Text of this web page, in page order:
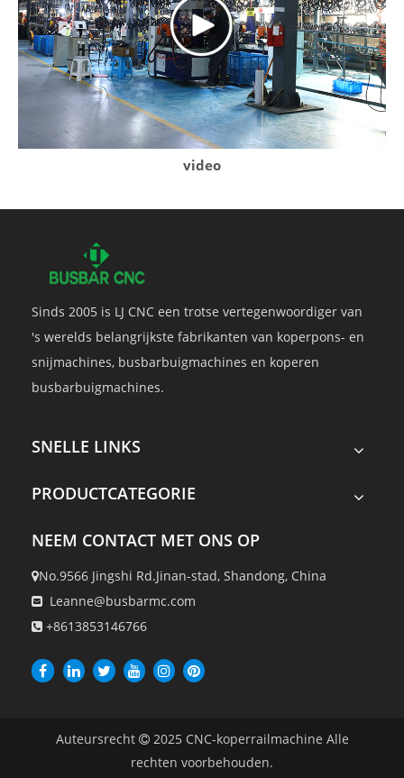
video
Sinds 2005 is LJ CNC een trotse vertegenwoordiger van
's werelds belangrijkste fabrikanten van koperpons- en
snijmachines, busbarbuigmachines en koperen
busbarbuigmachines.
SNELLE LINKS
PRODUCTCATEGORIE
NEEM CONTACT MET ONS OP
No.9566 Jingshi Rd.Jinan-stad, Shandong, China
 Leanne@busbarmc.com
 +8613853146766
Auteursrecht  2025 CNC-koperrailmachine Alle
rechten voorbehouden.